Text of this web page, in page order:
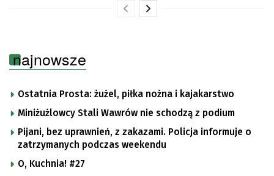
najnowsze
Ostatnia Prosta: żużel, piłka nożna i kajakarstwo
Miniżużlowcy Stali Wawrów nie schodzą z podium
Pijani, bez uprawnień, z zakazami. Policja informuje o
zatrzymanych podczas weekendu
O, Kuchnia! #27